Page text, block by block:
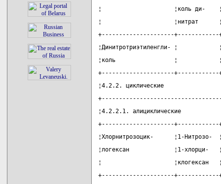
¦                     ¦коль ди-
¦                     ¦нитрат
+---------------------+------------
¦Динитротриэтиленгли- ¦
¦коль                 ¦
+---------------------+------------
¦4.2.2. циклические
¦4.2.2.1. алициклические
+---------------------+------------
¦Хлорнитрозоцик-      ¦1-
¦логексан             ¦1-
¦
+---------------------+------------